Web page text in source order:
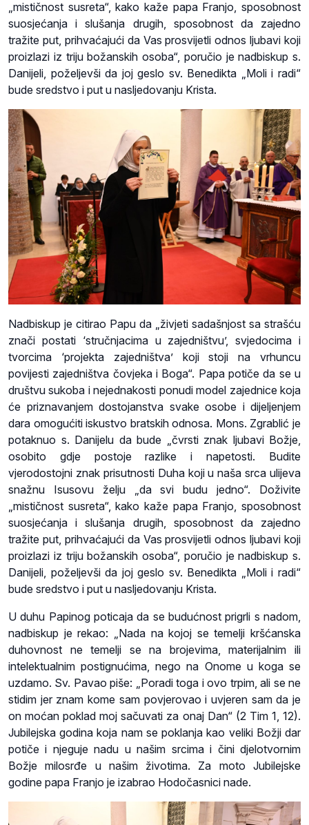
„mističnost susreta“, kako kaže papa Franjo, sposobnost
suosjećanja i slušanja drugih, sposobnost da zajedno
tražite put, prihvaćajući da Vas prosvijetli odnos ljubavi koji
proizlazi iz triju božanskih osoba“, poručio je nadbiskup s.
Danijeli, poželjevši da joj geslo sv. Benedikta „Moli i radi“
bude sredstvo i put u nasljedovanju Krista.
Nadbiskup je citirao Papu da „živjeti sadašnjost sa strašću
znači postati ‘stručnjacima u zajedništvu’, svjedocima i
tvorcima ‘projekta zajedništva’ koji stoji na vrhuncu
povijesti zajedništva čovjeka i Boga“. Papa potiče da se u
društvu sukoba i nejednakosti ponudi model zajednice koja
će priznavanjem dostojanstva svake osobe i dijeljenjem
dara omogućiti iskustvo bratskih odnosa. Mons. Zgrablić je
potaknuo s. Danijelu da bude „čvrsti znak ljubavi Božje,
osobito gdje postoje razlike i napetosti. Budite
vjerodostojni znak prisutnosti Duha koji u naša srca ulijeva
snažnu Isusovu želju „da svi budu jedno“. Doživite
„mističnost susreta“, kako kaže papa Franjo, sposobnost
suosjećanja i slušanja drugih, sposobnost da zajedno
tražite put, prihvaćajući da Vas prosvijetli odnos ljubavi koji
proizlazi iz triju božanskih osoba“, poručio je nadbiskup s.
Danijeli, poželjevši da joj geslo sv. Benedikta „Moli i radi“
bude sredstvo i put u nasljedovanju Krista.
U duhu Papinog poticaja da se budućnost prigrli s nadom,
nadbiskup je rekao: „Nada na kojoj se temelji kršćanska
duhovnost ne temelji se na brojevima, materijalnim ili
intelektualnim postignućima, nego na Onome u koga se
uzdamo. Sv. Pavao piše: „Poradi toga i ovo trpim, ali se ne
stidim jer znam kome sam povjerovao i uvjeren sam da je
on moćan poklad moj sačuvati za onaj Dan“ (2 Tim 1, 12).
Jubilejska godina koja nam se poklanja kao veliki Božji dar
potiče i njeguje nadu u našim srcima i čini djelotvornim
Božje milosrđe u našim životima. Za moto Jubilejske
godine papa Franjo je izabrao Hodočasnici nade.